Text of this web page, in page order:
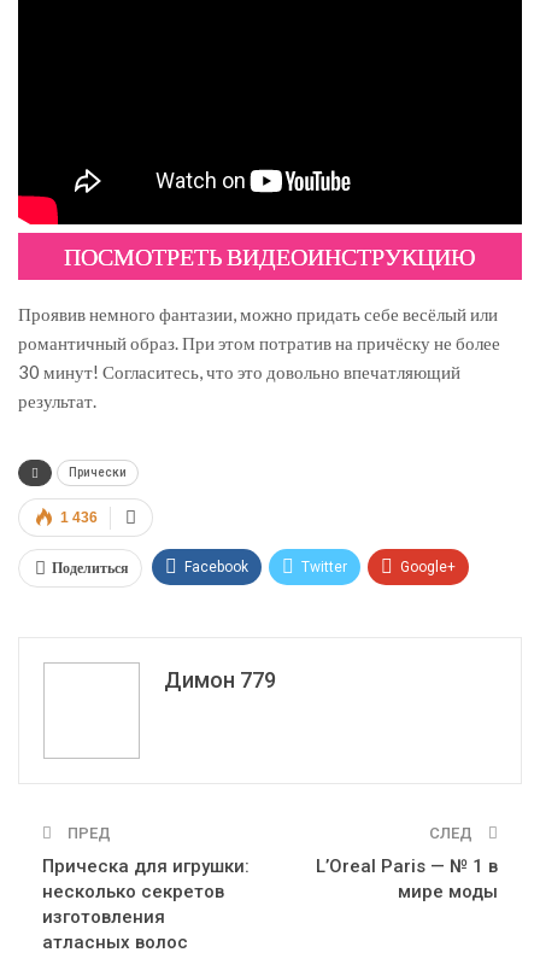
ПОСМОТРЕТЬ ВИДЕОИНСТРУКЦИЮ
Проявив немного фантазии, можно придать себе весёлый или
романтичный образ. При этом потратив на причёску не более
30 минут! Согласитесь, что это довольно впечатляющий
результат.
Прически
1 436
Поделиться Facebook Twitter Google+
Эл. адрес
Димон 779
ПРЕД
Прическа для игрушки:
несколько секретов
изготовления
атласных волос
СЛЕД
L’Oreal Paris — № 1 в
мире моды